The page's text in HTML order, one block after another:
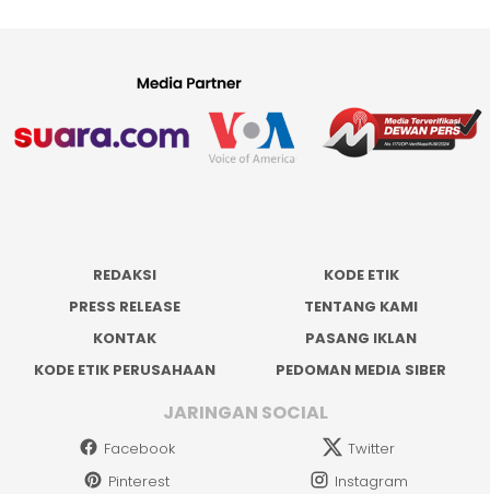
REDAKSI
KODE ETIK
PRESS RELEASE
TENTANG KAMI
KONTAK
PASANG IKLAN
KODE ETIK PERUSAHAAN
PEDOMAN MEDIA SIBER
JARINGAN SOCIAL
Facebook
Twitter
Pinterest
Instagram